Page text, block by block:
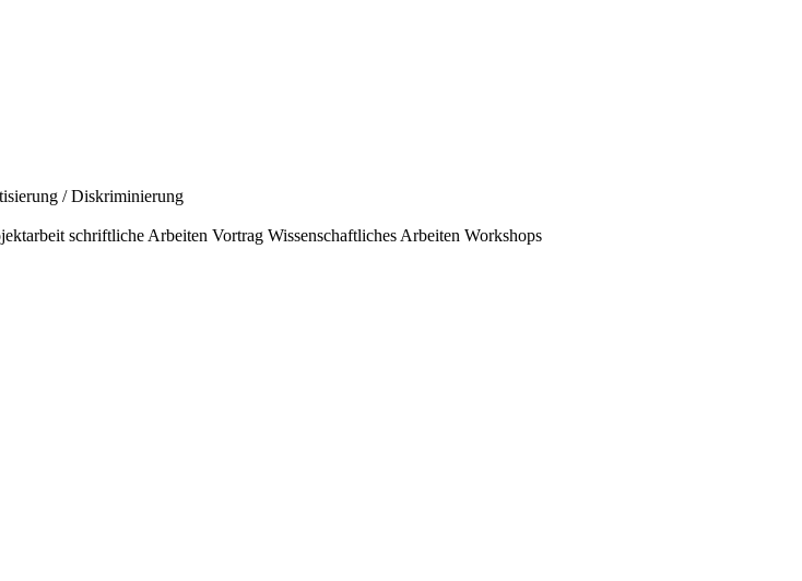
/ Diskriminierung
schriftliche Arbeiten Vortrag Wissenschaftliches Arbeiten Workshops